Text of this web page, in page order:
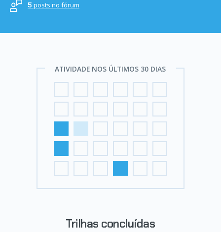
5 posts no fórum
ATIVIDADE NOS ÚLTIMOS 30 DIAS
Trilhas concluídas